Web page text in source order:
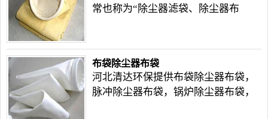
常也称为“除尘器滤袋、除尘器布
的使用情况来采购；具有良好的透气
性、可以捕集细小粉尘、有_的抗酸感
性能、使用寿命长以及易于清洗的特
点。
布袋除尘器布袋
河北清达环保提供布袋除尘器布袋，
脉冲除尘器布袋，锅炉除尘器布袋，